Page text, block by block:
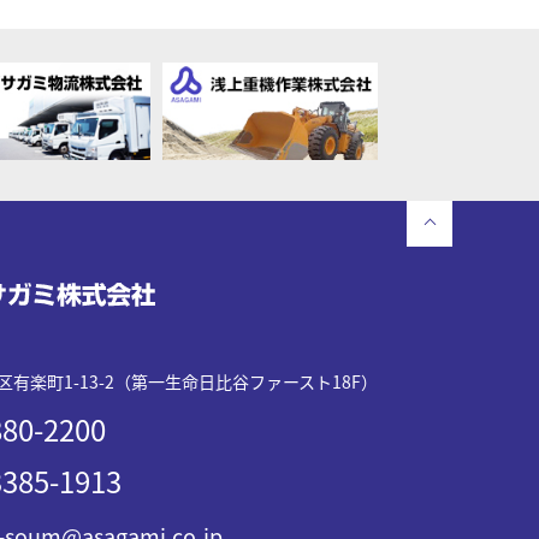
有楽町1-13-2（第一生命日比谷ファースト18F）
2200
1913